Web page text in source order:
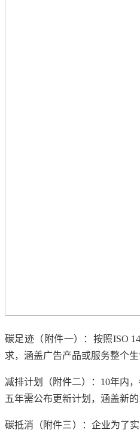
碳足迹（附件一）：按照ISO
求，涵盖广告产品或服务整个
减排计划（附件二）：10年内
五年需公布更新计划，涵盖新的
碳抵消（附件三）：企业为了